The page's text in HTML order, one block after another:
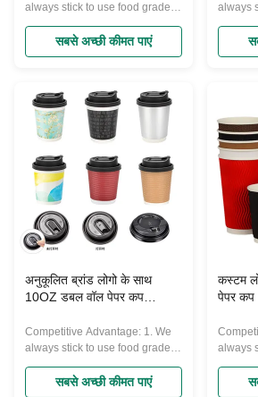
always stick to use food grade
and Eco-friendly material to
produce our products, they can
pass FDA and other European
years experience in making
paper cups. 3. We promise our
products price are very
competitive in high quality line,
also timely delivery and best
service. 4. Over 50sets advance
varies machines, 7500 square
meters non-dust purified
production workshop. Over 100
skilled workers ensure quality
steadily. 5.
सबसे अच्छी कीमत पाएं
always
and
pass
also
service.
varies
meters
skilled
अनुकूलित ब्रांड लोगो के साथ
10OZ डबल वॉल पेपर कप
Competitive Advantage: 1. We
always stick to use food grade
and Eco-friendly material to
produce our products, they can
सबसे अच्छी कीमत पाएं
कस्टम
पेपर कप
always
and